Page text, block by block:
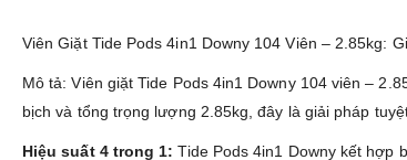
Viên Giặt Tide Pods 4in1 Downy 104 Viên – 2.85kg:
Mô tả: Viên giặt Tide Pods 4in1 Downy 104 viên –
bịch và tổng trọng lượng 2.85kg, đây là giải pháp
Hiệu suất 4 trong 1: Tide Pods 4in1 Downy kết hợp